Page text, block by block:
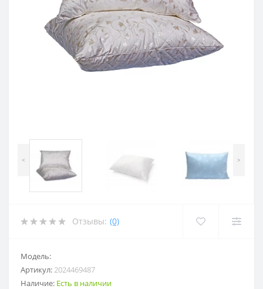
< >
Отзывы: (0)
Модель:
Артикул:2024469487
Наличие: Есть в наличии